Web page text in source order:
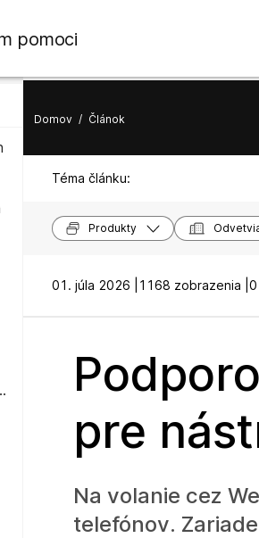
pomoci
Domov / Článok
Téma článku:
Produkty
01. júla 2026 | 1168 zobrazenia |
pre
Na volanie cez
telefónov.